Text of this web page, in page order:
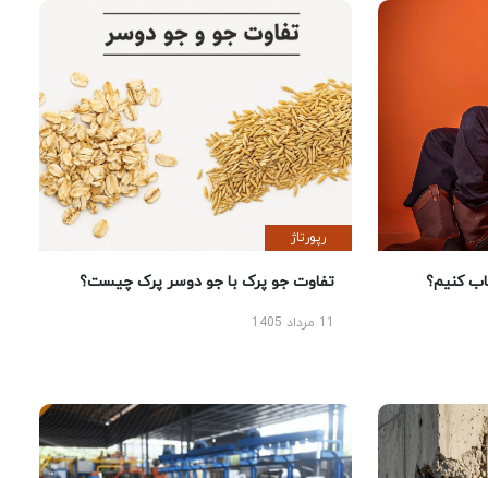
کنیم؟
رپورتاژ
تفاوت جو پرک با جو دوسر پرک چیست؟